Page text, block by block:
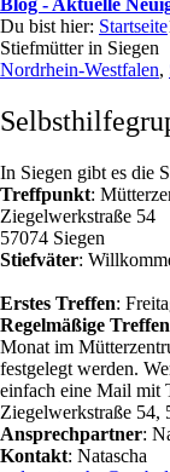
Blog - Aktuelle
Du bist hier: Startseite
Stiefmütter in Siegen
Nordrhein-Westfalen,
In Siegen gibt es die
Treffpunkt:
Ziegelwerkstraße 54
57074 Siegen
Stiefväter:
Erstes Treffen:
Regelmäßige Treffen
Monat im
festgelegt werden.
einfach eine Mail mit
Ziegelwerkstraße 54,
Ansprechpartner:
Kontakt: Natascha